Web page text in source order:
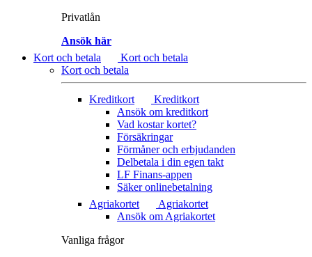
Privatlån
Ansök här
Kort och betala
Kort och betala
Kort och betala
Kreditkort
Kreditkort
Ansök om kreditkort
Vad kostar kortet?
Försäkringar
Förmåner och erbjudanden
Delbetala i din egen takt
LF Finans-appen
Säker onlinebetalning
Agriakortet
Agriakortet
Ansök om Agriakortet
Vanliga frågor